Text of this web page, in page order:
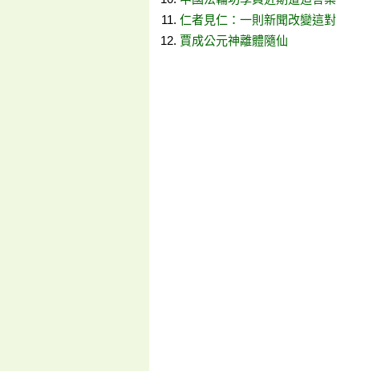
仁者見仁：一則新聞改變這對
賈成公元神離體隨仙